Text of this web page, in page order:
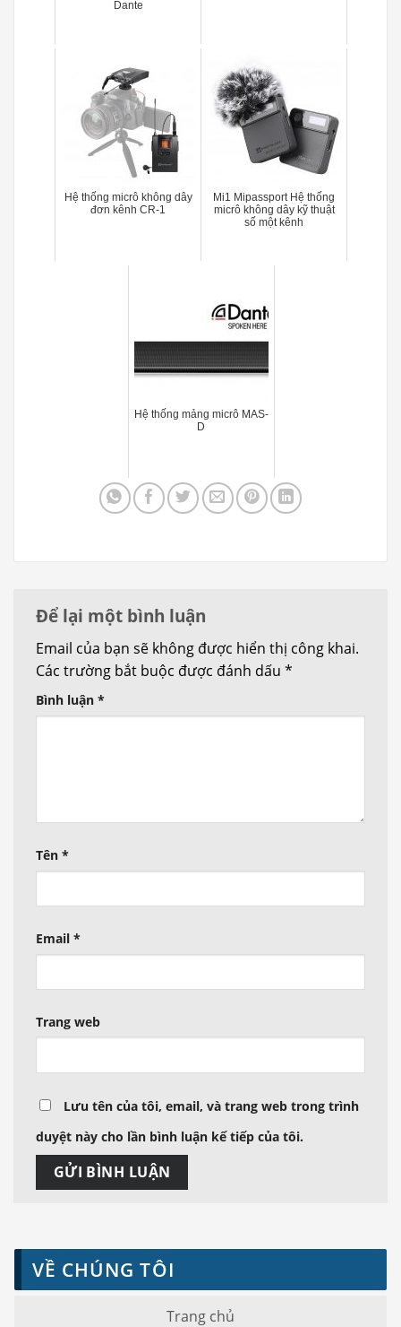
Dante
Hệ thống micrô không dây
đơn kênh CR-1
Mi1 Mipassport Hệ thống
micrô không dây kỹ thuật
số một kênh
Hệ thống mảng micrô MAS-
D
Để lại một bình luận
Email của bạn sẽ không được hiển thị công khai.
Các trường bắt buộc được đánh dấu *
Bình luận *
Tên *
Email *
Trang web
Lưu tên của tôi, email, và trang web trong trình
duyệt này cho lần bình luận kế tiếp của tôi.
VỀ CHÚNG TÔI
Trang chủ